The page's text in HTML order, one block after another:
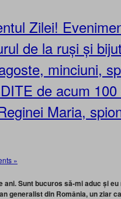
Zilei!
de la ruși și
minciuni,
de acum
Maria,
»
ani. Sunt bucuros să-mi aduc și
generalist din România, un ziar